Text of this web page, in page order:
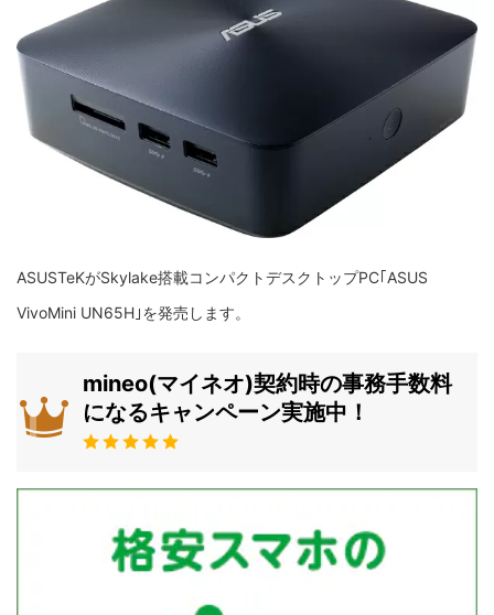
ASUSTeKがSkylake搭載コンパクトデスクトップPC｢ASUS
VivoMini UN65H｣を発売します。
mineo(マイネオ)契約時の事務手数料
になるキャンペーン実施中！